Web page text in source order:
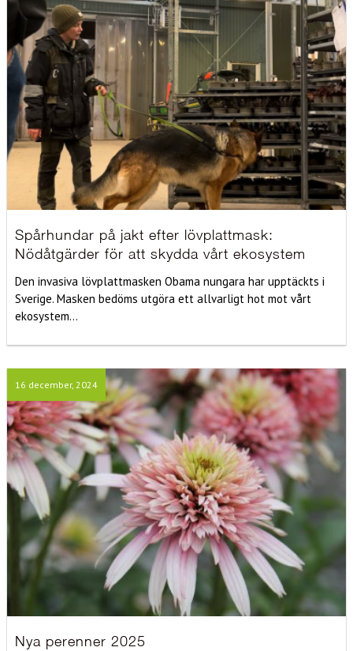
Spårhundar på jakt efter lövplattmask:
Nödåtgärder för att skydda vårt ekosystem
Den invasiva lövplattmasken Obama nungara har upptäckts i
Sverige. Masken bedöms utgöra ett allvarligt hot mot vårt
ekosystem...
16 december, 2024
Nya perenner 2025